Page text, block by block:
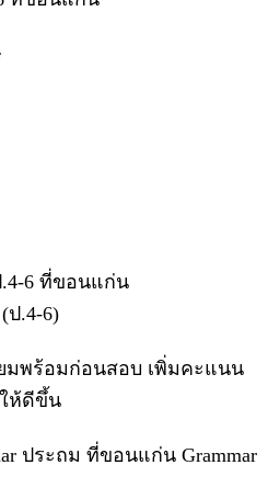
.4-6 ที่ขอนแก่น
ป.4-6)
มพร้อมก่อนสอบ เพิ่มคะแนน
ห้ดีขึ้น
ประถม ที่ขอนแก่น Grammar